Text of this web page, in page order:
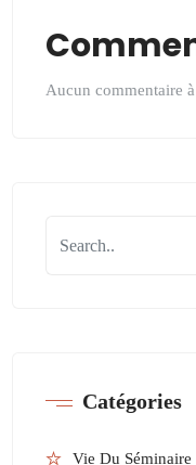
Aucun commentaire
Catégories
Vie Du Séminaire